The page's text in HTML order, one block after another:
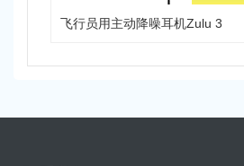
飞行员用主动降噪耳机Zulu 3